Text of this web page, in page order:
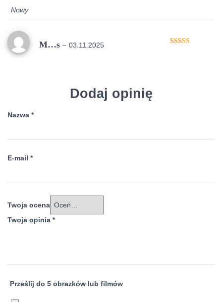
Nowy
M…s – 03.11.2025
Dodaj opinię
Nazwa *
E-mail *
Twoja ocena
Twoja opinia *
Prześlij do 5 obrazków lub filmów